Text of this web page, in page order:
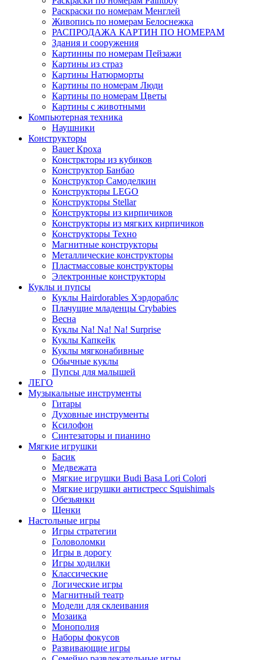
Раскраски по номерам Менглей
Живопись по номерам Белоснежка
РАСПРОДАЖА КАРТИН ПО НОМЕРАМ
Здания и сооружения
Картинны по номерам Пейзажи
Картины из страз
Картины Натюрморты
Картины по номерам Люди
Картины по номерам Цветы
Картины с животными
Компьютерная техника
Наушники
Конструкторы
Bauer Кроха
Констркторы из кубиков
Конструктор Банбао
Конструктор Самоделкин
Конструкторы LEGO
Конструкторы Stellar
Конструкторы из кирпичиков
Конструкторы из мягких кирпичиков
Конструкторы Техно
Магнитные конструкторы
Металлические конструкторы
Пластмассовые конструкторы
Электронные конструкторы
Куклы и пупсы
Куклы Hairdorables Хэрдораблс
Плачущие младенцы Crybabies
Весна
Куклы Na! Na! Na! Surprise
Куклы Капкейк
Куклы мягконабивные
Обычные куклы
Пупсы для малышей
ЛЕГО
Музыкальные инструменты
Гитары
Духовные инструменты
Ксилофон
Синтезаторы и пианино
Мягкие игрушки
Басик
Медвежата
Мягкие игрушки Budi Basa Lori Colori
Мягкие игрушки антистресс Squishimals
Обезьянки
Щенки
Настольные игры
Игры стратегии
Головоломки
Игры в дорогу
Игры ходилки
Классические
Логические игры
Магнитный театр
Модели для склеивания
Мозаика
Монополия
Наборы фокусов
Развивающие игры